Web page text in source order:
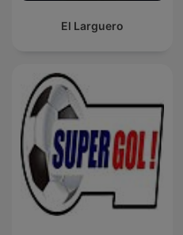
El Larguero